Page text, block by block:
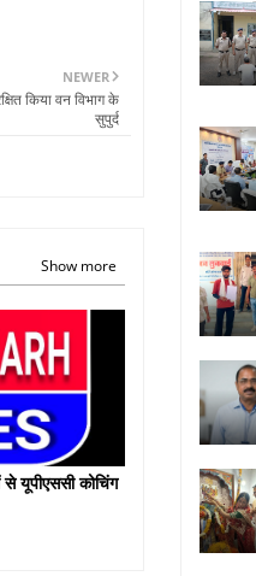
NEWER
किया वन विभाग के
सुपुर्द
Show more
से यूपीएससी कोचिंग